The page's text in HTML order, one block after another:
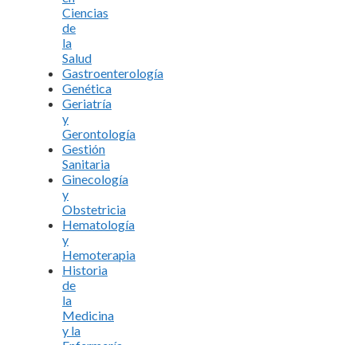
Ciencias
de
la
Salud
Gastroenterología
Genética
Geriatría
y
Gerontología
Gestión
Sanitaria
Ginecología
y
Obstetricia
Hematología
y
Hemoterapia
Historia
de
la
Medicina
y la